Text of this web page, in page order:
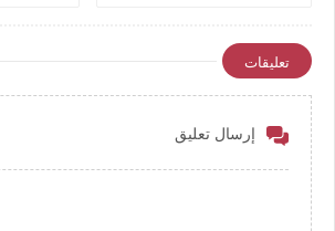
تعليقات
إرسال تعليق